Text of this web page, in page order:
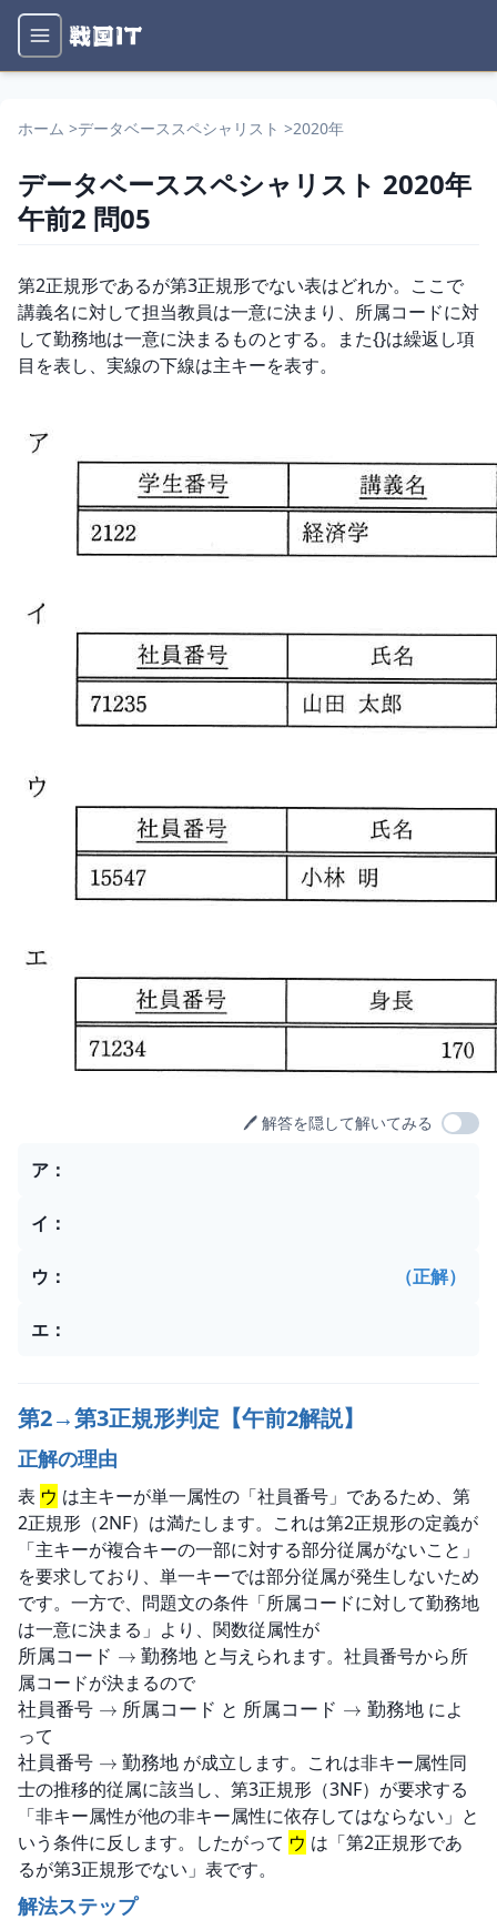
ホーム >データベーススペシャリスト >2020年
データベーススペシャリスト 2020年
午前2 問05
問題文
第2正規形であるが第3正規形でない表はどれか。ここで
講義名に対して担当教員は一意に決まり、所属コードに対
して勤務地は一意に決まるものとする。また{}は繰返し項
目を表し、実線の下線は主キーを表す。
🖊️ 解答を隠して解いてみる
選択肢
ア ：
イ ：
ウ ： （正解）
エ ：
第2→第3正規形判定【午前2解説】
正解の理由
表 ウ は主キーが単一属性の「社員番号」であるため、第
2正規形（2NF）は満たします。これは第2正規形の定義が
「主キーが複合キーの一部に対する部分従属がないこと」
を要求しており、単一キーでは部分従属が発生しないため
です。一方で、問題文の条件「所属コードに対して勤務地
所属コード → 勤務地 と与えられます。社員番号から所
社員番号 → 所属コード と 所属コード → 勤務地 によ
社員番号 → 勤務地 が成立します。これは非キー属性同
士の推移的従属に該当し、第3正規形（3NF）が要求する
「非キー属性が他の非キー属性に依存してはならない」と
いう条件に反します。したがって ウ は「第2正規形であ
るが第3正規形でない」表です。
解法ステップ